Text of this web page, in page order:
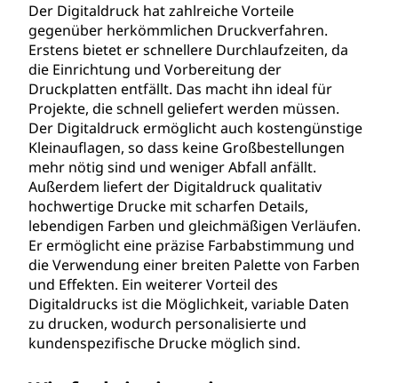
Der Digitaldruck hat zahlreiche Vorteile
gegenüber herkömmlichen Druckverfahren.
Erstens bietet er schnellere Durchlaufzeiten, da
die Einrichtung und Vorbereitung der
Druckplatten entfällt. Das macht ihn ideal für
Projekte, die schnell geliefert werden müssen.
Der Digitaldruck ermöglicht auch kostengünstige
Kleinauflagen, so dass keine Großbestellungen
mehr nötig sind und weniger Abfall anfällt.
Außerdem liefert der Digitaldruck qualitativ
hochwertige Drucke mit scharfen Details,
lebendigen Farben und gleichmäßigen Verläufen.
Er ermöglicht eine präzise Farbabstimmung und
die Verwendung einer breiten Palette von Farben
und Effekten. Ein weiterer Vorteil des
Digitaldrucks ist die Möglichkeit, variable Daten
zu drucken, wodurch personalisierte und
kundenspezifische Drucke möglich sind.